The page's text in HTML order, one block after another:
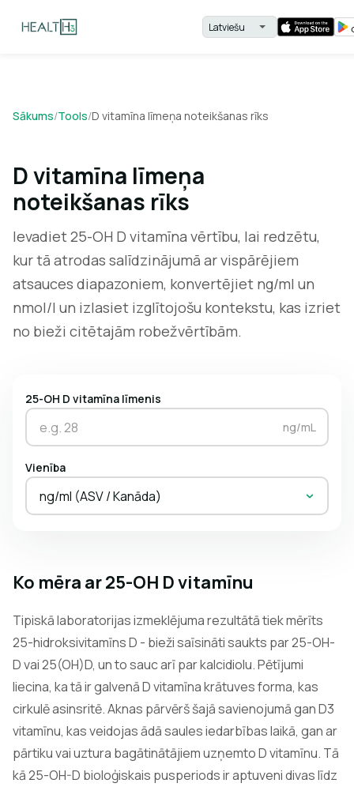
Sākums/Tools/D vitamīna līmeņa noteikšanas rīks
D vitamīna līmeņa
noteikšanas rīks
Ievadiet 25-OH D vitamīna vērtību, lai redzētu,
kur tā atrodas salīdzinājumā ar vispārējiem
atsauces diapazoniem, konvertējiet ng/ml un
nmol/l un izlasiet izglītojošu kontekstu, kas izriet
no bieži citētajām robežvērtībām.
25-OH D vitamīna līmenis
ng/mL
Vienība
ng/ml (ASV / Kanāda)
Ko mēra ar 25-OH D vitamīnu
Tipiskā laboratorijas izmeklējuma rezultātā tiek mērīts
25-hidroksivitamīns D - bieži saīsināti saukts par 25-OH-
D vai 25(OH)D, un to sauc arī par kalcidiolu. Pētījumi
liecina, ka tā ir galvenā D vitamīna krātuves forma, kas
cirkulē asinsritē. Aknas pārvērš šajā savienojumā gan D3
vitamīnu, kas veidojas ādā saules iedarbības laikā, gan ar
pārtiku vai uztura bagātinātājiem uzņemto D vitamīnu. Tā
kā 25-OH-D bioloģiskais pusperiods ir aptuveni divas līdz